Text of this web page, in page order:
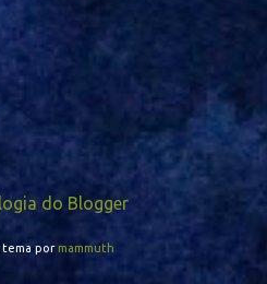
do Blogger
tema por mammuth